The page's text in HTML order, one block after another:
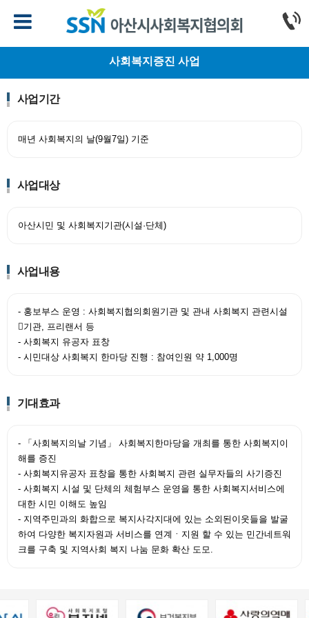
사회복지증진 사업
사업기간
매년 사회복지의 날(9월7일) 기준
사업대상
아산시민 및 사회복지기관(시설·단체)
사업내용
- 홍보부스 운영 : 사회복지협의회원기관 및 관내 사회복지 관련시설
기관, 프리랜서 등
- 사회복지 유공자 표창
- 시민대상 사회복지 한마당 진행 : 참여인원 약 1,000명
기대효과
- 「사회복지의날 기념」 사회복지한마당을 개최를 통한 사회복지이
해를 증진
- 사회복지유공자 표창을 통한 사회복지 관련 실무자들의 사기증진
- 사회복지 시설 및 단체의 체험부스 운영을 통한 사회복지서비스에
대한 시민 이해도 높임
- 지역주민과의 화합으로 복지사각지대에 있는 소외된이웃들을 발굴
하여 다양한 복지자원과 서비스를 연계ㆍ지원 할 수 있는 민간네트워
크를 구축 및 지역사회 복지 나눔 문화 확산 도모.